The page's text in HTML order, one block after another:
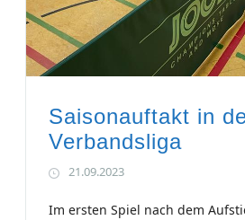
Saisonauftakt in
Verbandsliga
21.09.2023
Im ersten Spiel nach dem